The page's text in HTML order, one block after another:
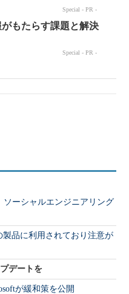
ーシャルエンジニアリング
品に利用されており注意が
デートを
が緩和策を公開